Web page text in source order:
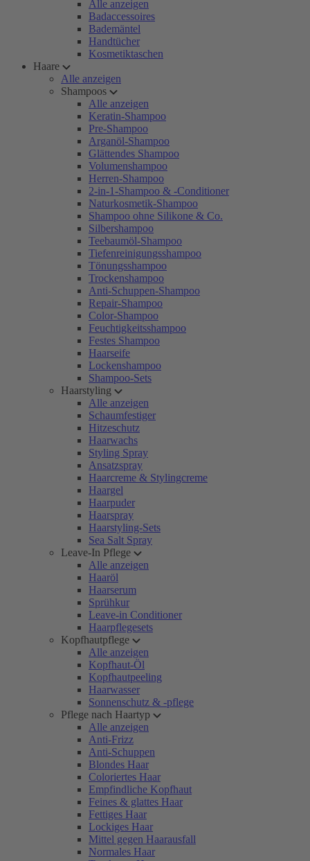
Alle anzeigen
Badaccessoires
Bademäntel
Handtücher
Kosmetiktaschen
Haare
Alle anzeigen
Shampoos
Alle anzeigen
Keratin-Shampoo
Pre-Shampoo
Arganöl-Shampoo
Glättendes Shampoo
Volumenshampoo
Herren-Shampoo
2-in-1-Shampoo & -Conditioner
Naturkosmetik-Shampoo
Shampoo ohne Silikone & Co.
Silbershampoo
Teebaumöl-Shampoo
Tiefenreinigungsshampoo
Tönungsshampoo
Trockenshampoo
Anti-Schuppen-Shampoo
Repair-Shampoo
Color-Shampoo
Feuchtigkeitsshampoo
Festes Shampoo
Haarseife
Lockenshampoo
Shampoo-Sets
Haarstyling
Alle anzeigen
Schaumfestiger
Hitzeschutz
Haarwachs
Styling Spray
Ansatzspray
Haarcreme & Stylingcreme
Haargel
Haarpuder
Haarspray
Haarstyling-Sets
Sea Salt Spray
Leave-In Pflege
Alle anzeigen
Haaröl
Haarserum
Sprühkur
Leave-in Conditioner
Haarpflegesets
Kopfhautpflege
Alle anzeigen
Kopfhaut-Öl
Kopfhautpeeling
Haarwasser
Sonnenschutz & -pflege
Pflege nach Haartyp
Alle anzeigen
Anti-Frizz
Anti-Schuppen
Blondes Haar
Coloriertes Haar
Empfindliche Kopfhaut
Feines & glattes Haar
Fettiges Haar
Lockiges Haar
Mittel gegen Haarausfall
Normales Haar